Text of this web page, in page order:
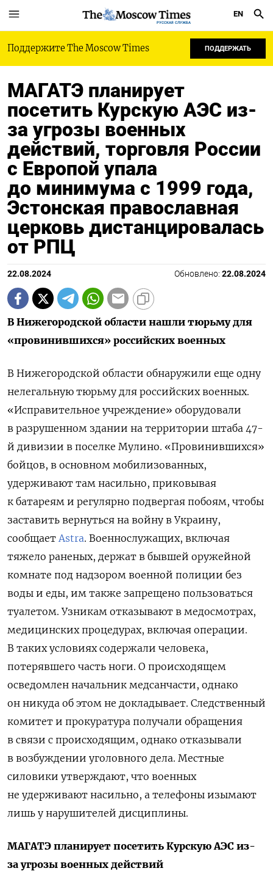
РУССКАЯ СЛУЖБА
EN
Поддержите The Moscow Times ПОДДЕРЖАТЬ
МАГАТЭ планирует
посетить Курскую АЭС из-
за угрозы военных
действий, торговля России
с Европой упала
до минимума с 1999 года,
Эстонская православная
церковь дистанцировалась
от РПЦ
22.08.2024 Обновлено: 22.08.2024
В Нижегородской области нашли тюрьму для
«провинившихся» российских военных
В Нижегородской области обнаружили еще одну
нелегальную тюрьму для российских военных.
«Исправительное учреждение» оборудовали
в разрушенном здании на территории штаба 47-
й дивизии в поселке Мулино. «Провинившихся»
бойцов, в основном мобилизованных,
удерживают там насильно, приковывая
к батареям и регулярно подвергая побоям, чтобы
заставить вернуться на войну в Украину,
сообщает Astra. Военнослужащих, включая
тяжело раненых, держат в бывшей оружейной
комнате под надзором военной полиции без
воды и еды, им также запрещено пользоваться
туалетом. Узникам отказывают в медосмотрах,
медицинских процедурах, включая операции.
В таких условиях содержали человека,
потерявшего часть ноги. О происходящем
осведомлен начальник медсанчасти, однако
он никуда об этом не докладывает. Следственный
комитет и прокуратура получали обращения
в связи с происходящим, однако отказывали
в возбуждении уголовного дела. Местные
силовики утверждают, что военных
не удерживают насильно, а телефоны изымают
лишь у нарушителей дисциплины.
МАГАТЭ планирует посетить Курскую АЭС из-
за угрозы военных действий